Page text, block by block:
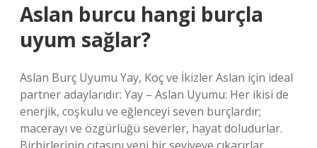
Aslan burcu hangi burçla
uyum sağlar?
Aslan Burç Uyumu Yay, Koç ve İkizler Aslan için ideal
partner adaylarıdır: Yay – Aslan Uyumu: Her ikisi de
enerjik, coşkulu ve eğlenceyi seven burçlardır;
macerayı ve özgürlüğü severler, hayat doludurlar.